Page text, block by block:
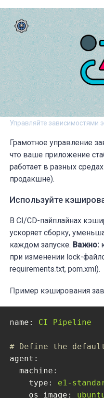
Управляйте зависимостями
Грамотное управление
что ваше приложение
работает в разных
продакшне).
Используйте
В CI/CD-пайплайнах
ускоряет сборку,
каждом запуске. Важно:
при изменении lock-
requirements.txt, pom.xml).
Пример кэширования
name: CI Pipeline
# Define the
agent:
machine:
type:
e1-
os_image: